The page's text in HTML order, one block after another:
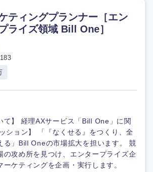
ティングプランナー［エン
ライズ領域 Bill One］
て】 経理AXサービス「Bill One」に関
ション】 「『なくせる』をつくり、全
る」Bill Oneの市場拡大を担います。 競
の攻め所を見つけ、エンタープライズ企
ケティングを企画・実行します。